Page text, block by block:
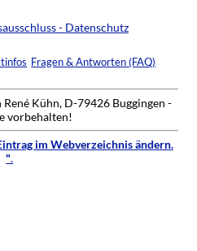
- Datenschutz
Fragen & Antworten (FAQ)
Kühn, D-79426 Buggingen -
vorbehalten!
im Webverzeichnis ändern.
".